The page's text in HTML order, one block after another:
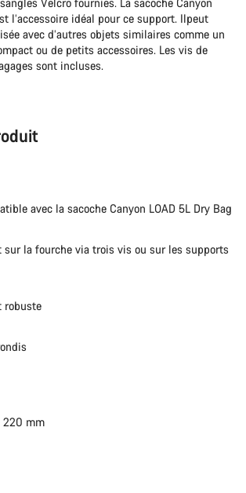
l’accessoire idéal pour ce support. Ilpeut
avec d’autres objets similaires comme un
ou de petits accessoires. Les vis de
sont incluses.
avec la sacoche Canyon LOAD 5L Dry Bag
sur la fourche via trois vis ou sur les supports
robuste
220 mm
service client vous attendent pour
questions.